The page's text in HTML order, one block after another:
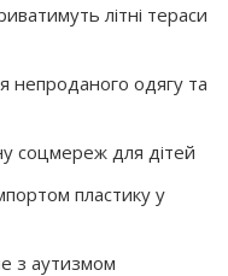
літні тераси
непроданого одягу та
соцмереж для дітей
пластику у
з аутизмом